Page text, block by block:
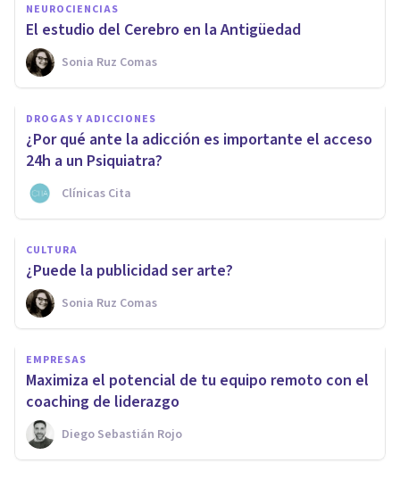
NEUROCIENCIAS
El estudio del Cerebro en la Antigüedad
Sonia Ruz Comas
DROGAS Y ADICCIONES
¿Por qué ante la adicción es importante el acceso
24h a un Psiquiatra?
Clínicas Cita
CULTURA
¿Puede la publicidad ser arte?
Sonia Ruz Comas
EMPRESAS
Maximiza el potencial de tu equipo remoto con el
coaching de liderazgo
Diego Sebastián Rojo